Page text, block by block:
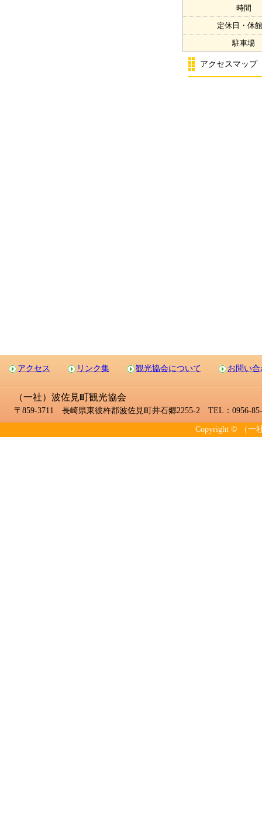
時間
定休日・休
駐車場
アクセスマップ
アクセス リンク集 観光協会について お問い
（一社）波佐見町観光協会
〒859-3711 長崎県東彼杵郡波佐見町井石郷2255-2 TEL：0956-
Copyright © （一